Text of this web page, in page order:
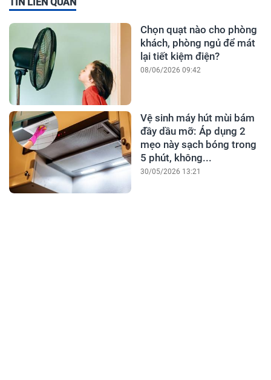
Chọn quạt nào cho phòng
khách, phòng ngủ để mát
lại tiết kiệm điện?
08/06/2026 09:42
Vệ sinh máy hút mùi bám
đầy dầu mỡ: Áp dụng 2
mẹo này sạch bóng trong
5 phút, không...
30/05/2026 13:21